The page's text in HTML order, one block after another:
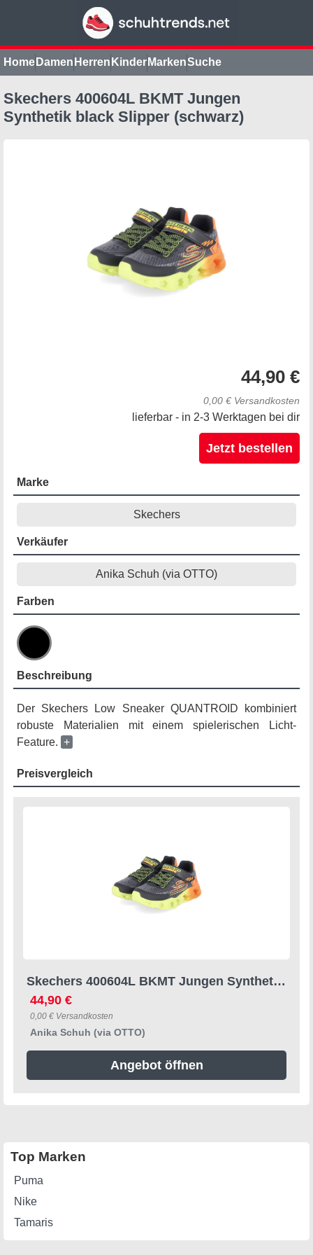
Home Damen Herren Kinder MarkenSuche
Skechers 400604L BKMT Jungen
Synthetik black Slipper (schwarz)
44,90 €
0,00 € Versandkosten
lieferbar - in 2-3 Werktagen bei dir
Jetzt bestellen
Marke
Skechers
Verkäufer
Anika Schuh (via OTTO)
Farben
Beschreibung
Der Skechers Low Sneaker QUANTROID kombiniert
robuste Materialien mit einem spielerischen Licht-
Feature. +
Preisvergleich
Skechers 400604L BKMT Jungen Synthetik black Slipper
44,90 €
0,00 € Versandkosten
Anika Schuh (via OTTO)
Angebot öffnen
Top Marken
Puma
Nike
Tamaris